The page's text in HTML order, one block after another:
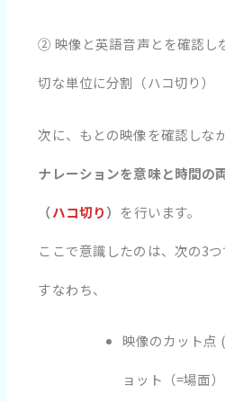
② 映像と英語音声とを確認し
切な単位に分割（ハコ切り）
次に、もとの映像を確認しなが
ナレーションを意味と時間の
（ハコ切り） を行います。
ここで意識したのは、次の3つ
すなわち、
映像のカット点
ョット（=場面